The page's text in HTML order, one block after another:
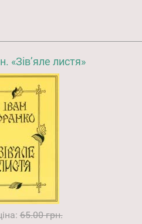
«Зів’яле листя»
65.00 грн.